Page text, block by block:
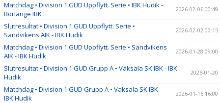
Matchdag • Division 1 GUD Uppflytt. Serie • IBK Hudik -
Borlänge IBK
2026-02-06 00:49
Slutresultat • Division 1 GUD Uppflytt. Serie •
Sandvikens AIK - IBK Hudik
2026-02-02 00:15
Matchdag • Division 1 GUD Uppflytt. Serie • Sandvikens
AIK - IBK Hudik
2026-01-28 09:00
Slutresultat • Division 1 GUD Grupp A • Vaksala SK IBK - IBK
Hudik
2026-01-20
Matchdag • Division 1 GUD Grupp A • Vaksala SK IBK -
IBK Hudik
2026-01-16 16:00